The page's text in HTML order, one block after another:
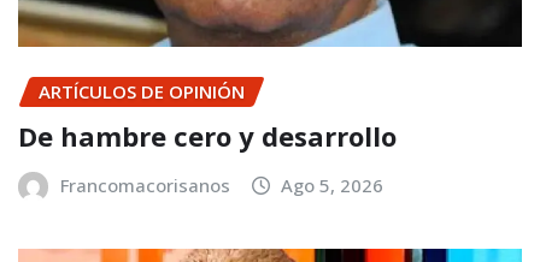
ARTÍCULOS DE OPINIÓN
De hambre cero y desarrollo
Francomacorisanos Ago 5, 2026